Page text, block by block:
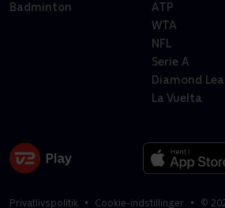
Badminton
ATP
WTA
NFL
Serie A
Diamond
La Vuelta
Privatlivspolitik Cookie-indstillinger ©